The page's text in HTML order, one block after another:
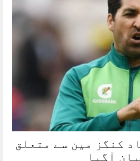
کنگز مین سے متعلق
آگیا